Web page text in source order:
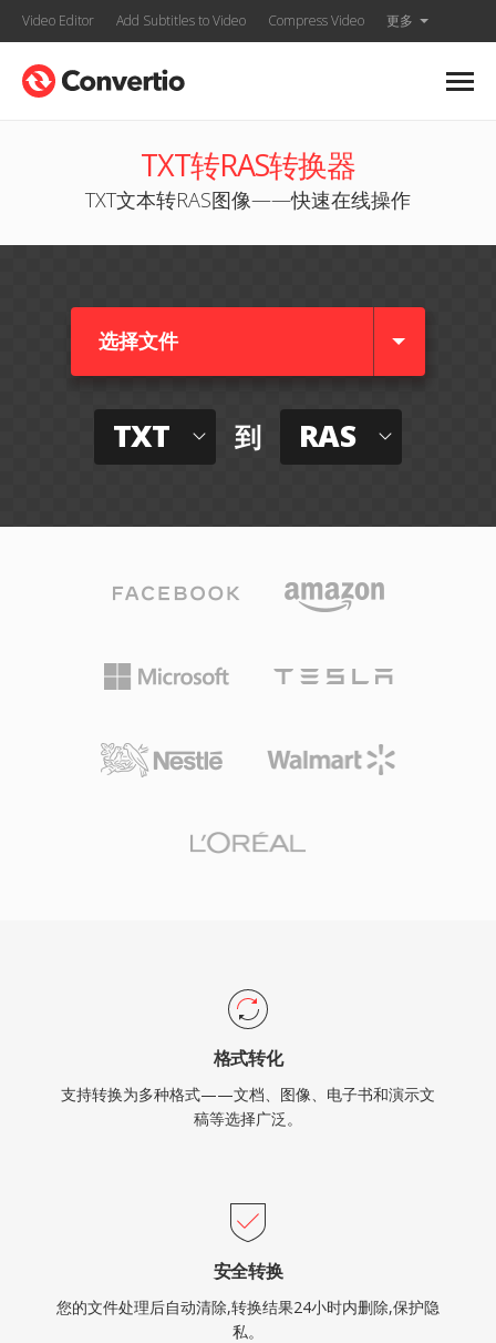
Video Editor Add Subtitles to Video Compress Video 更多
TXT转RAS转换器
TXT文本转RAS图像——快速在线操作
选择文件
TXT 到 RAS
格式转化
支持转换为多种格式——文档、图像、电子书和演示文
稿等选择广泛。
安全转换
您的文件处理后自动清除,转换结果24小时内删除,保护隐
私。